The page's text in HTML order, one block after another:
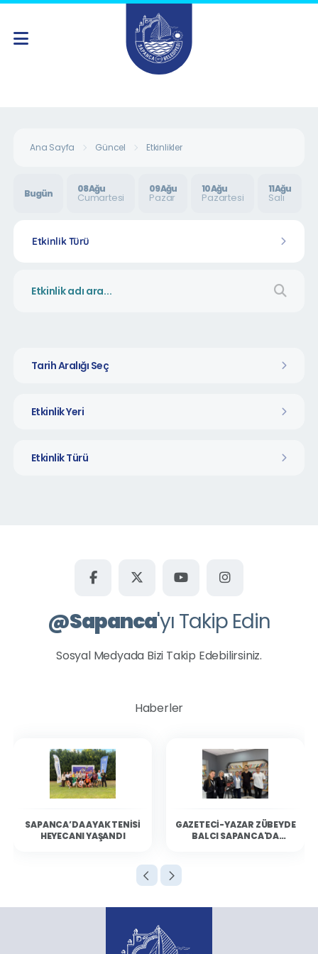
Tarih Aralığı Seç
Etkinlik Yeri
Etkinlik Türü
Ana Sayfa Güncel Etkinlikler
Bugün 08 Ağu
Cumartesi
09 Ağu
Pazar
10 Ağu
Pazartesi
11 Ağu
Salı
Etkinlik Türü
@Sapanca'yı Takip Edin
Sosyal Medyada Bizi Takip Edebilirsiniz.
Haberler
SAPANCA’DA AYAK TENISI
HEYECANI YAŞANDI
GAZETECI-YAZAR ZÜBEYDE
BALCI SAPANCA'DA